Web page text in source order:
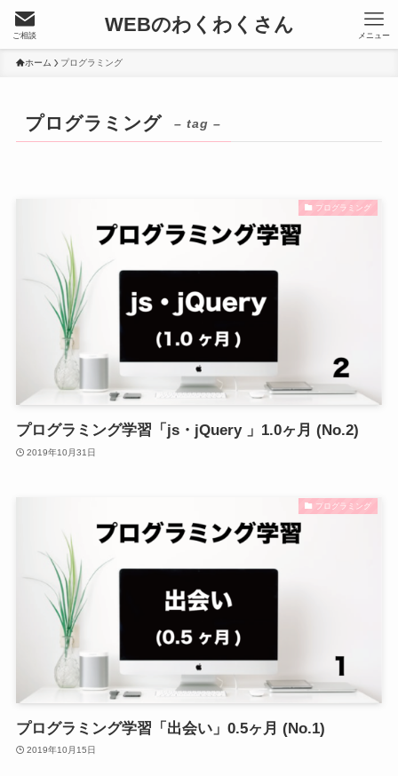
WEBのわくわくさん
ご相談 メニュー
ホーム プログラミング
プログラミング – tag –
プログラミング
プログラミング学習「js・jQuery 」1.0ヶ月 (No.2)
2019年10月31日
プログラミング
プログラミング学習「出会い」0.5ヶ月 (No.1)
2019年10月15日